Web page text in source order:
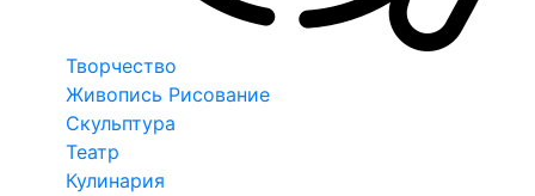
Творчество
Живопись Рисование
Скульптура
Театр
Кулинария